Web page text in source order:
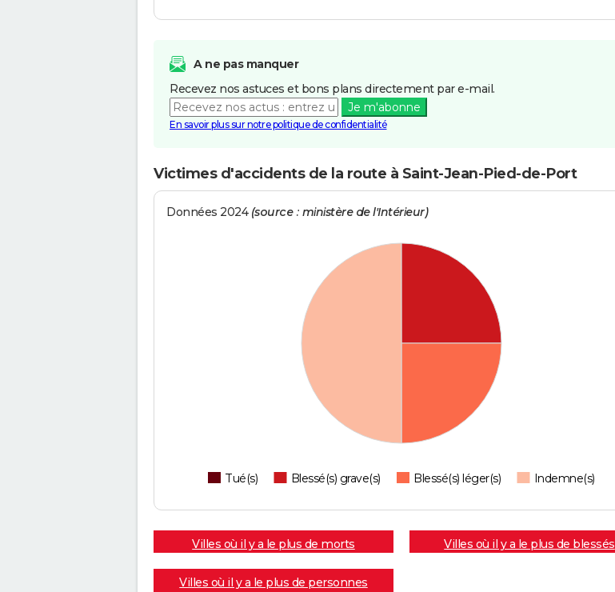
A ne pas manquer
Recevez nos astuces et bons plans directement par e-mail.
Je m'abonne
En savoir plus sur notre politique de confidentialité
Victimes d'accidents de la route à Saint-Jean-Pied-de-Port
Données 2024 (source : ministère de l'Intérieur)
Tué(s) Blessé(s) grave(s) Blessé(s) léger(s) Indemne(s)
Villes où il y a le plus de morts Villes où il y a le plus de blessés
Villes où il y a le plus de personnes